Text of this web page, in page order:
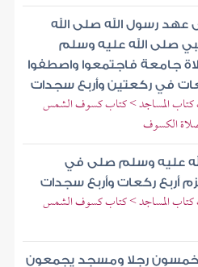
رسول الله صلى الله
صلى الله عليه وسلم
جامعة فاجتمعوا واصطفوا
في ركعتين وأربع سجدات
كتاب المساجد > كتاب كسوف الشمس
الكسوف
عليه وسلم صلى في
ركعات وأربع سجدات
كتاب المساجد > كتاب كسوف الشمس
خمسون رجلا ومسجد يجمعون